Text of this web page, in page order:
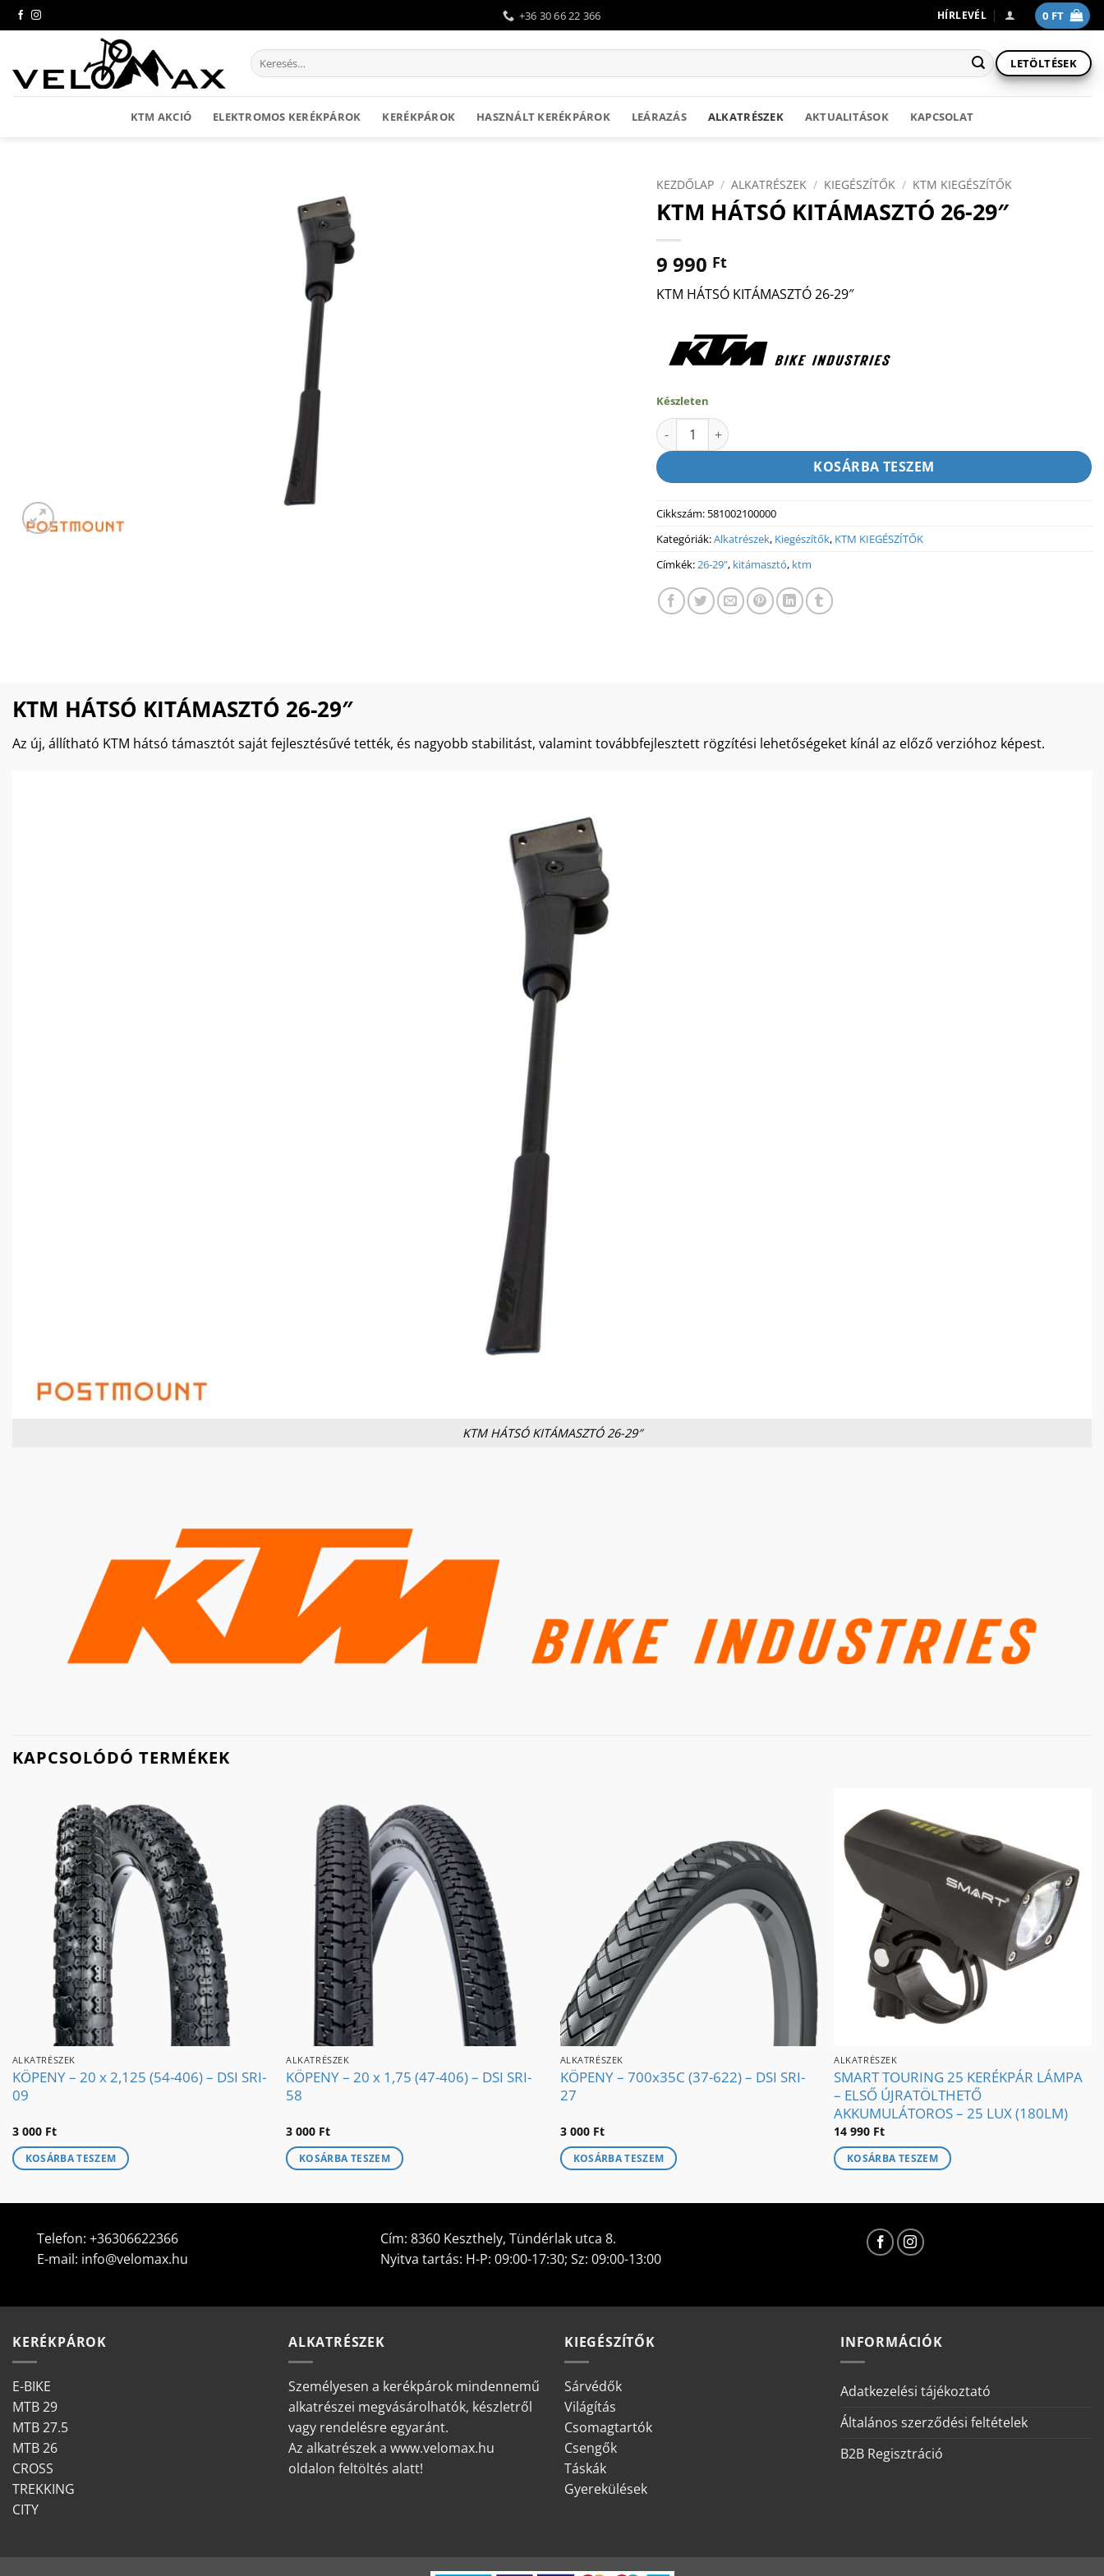
Skip
to
+36 30 66 22 366 HÍRLEVÉL 0 FT
Keresés
a
LETÖLTÉSEK
KTM AKCIÓ ELEKTROMOS KERÉKPÁROK KERÉKPÁROK HASZNÁLT KERÉKPÁROK LEÁRAZÁS ALKATRÉSZEK AKTUALITÁSOK KAPCSOLAT
KEZDŐLAP / ALKATRÉSZEK / KIEGÉSZÍTŐK / KTM KIEGÉSZÍTŐK
KTM HÁTSÓ KITÁMASZTÓ 26-29″
9 990 Ft
KTM HÁTSÓ KITÁMASZTÓ 26-29″
Készleten
KTM HÁTSÓ KITÁMASZTÓ 26-29" mennyiség
KOSÁRBA TESZEM
Cikkszám: 581002100000
Kategóriák:Alkatrészek, Kiegészítők, KTM KIEGÉSZÍTŐK
Címkék:26-29", kitámasztó, ktm
KTM HÁTSÓ KITÁMASZTÓ 26-29″
Az új, állítható KTM hátsó támasztót saját fejlesztésűvé tették, és nagyobb stabilitást, valamint továbbfejlesztett rögzítési lehetőségeket kínál az előző verzióhoz képest.
KTM HÁTSÓ KITÁMASZTÓ 26-29″
KAPCSOLÓDÓ TERMÉKEK
ALKATRÉSZEK
KÖPENY – 20 x 2,125 (54-406) – DSI SRI-
09
3 000 Ft
KOSÁRBA TESZEM
ALKATRÉSZEK
KÖPENY – 20 x 1,75 (47-406) – DSI SRI-
58
3 000 Ft
KOSÁRBA TESZEM
ALKATRÉSZEK
KÖPENY – 700x35C (37-622) – DSI SRI-
27
3 000 Ft
KOSÁRBA TESZEM
ALKATRÉSZEK
SMART TOURING 25 KERÉKPÁR LÁMPA
– ELSŐ ÚJRATÖLTHETŐ
AKKUMULÁTOROS – 25 LUX (180LM)
14 990 Ft
KOSÁRBA TESZEM
Telefon: +36306622366
E-mail: info@velomax.hu
Cím: 8360 Keszthely, Tündérlak utca 8.
Nyitva tartás: H-P: 09:00-17:30; Sz: 09:00-13:00
KERÉKPÁROK
E-BIKE
MTB 29
MTB 27.5
MTB 26
CROSS
TREKKING
CITY
ALKATRÉSZEK
Személyesen a kerékpárok mindennemű
alkatrészei megvásárolhatók, készletről
vagy rendelésre egyaránt.
Az alkatrészek a www.velomax.hu
oldalon feltöltés alatt!
KIEGÉSZÍTŐK
Sárvédők
Világítás
Csomagtartók
Csengők
Táskák
Gyerekülések
INFORMÁCIÓK
Adatkezelési tájékoztató
Általános szerződési feltételek
B2B Regisztráció